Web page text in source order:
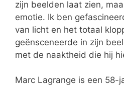
zijn beelden laat zien,
emotie. Ik ben
van licht en het totaal
geënsceneerde in zijn
met de naaktheid die hij
Marc Lagrange is een 58-